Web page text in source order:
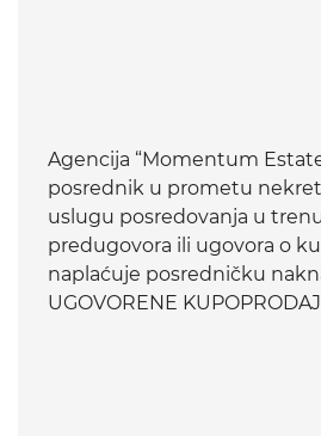
Agencija “Momentum
posrednik u prometu
uslugu posredovanja u
predugovora ili ugovora o
naplaćuje posredničku
UGOVORENE